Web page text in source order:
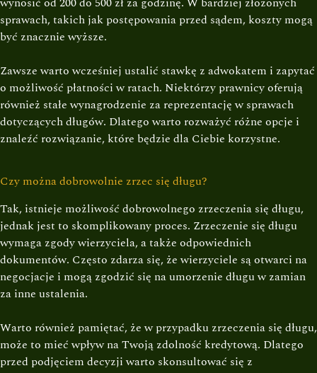
sprawach, takich jak postępowania przed sądem, koszty mogą
być znacznie wyższe.
Zawsze warto wcześniej ustalić stawkę z adwokatem i zapytać
o możliwość płatności w ratach. Niektórzy prawnicy oferują
również stałe wynagrodzenie za reprezentację w sprawach
dotyczących długów. Dlatego warto rozważyć różne opcje i
znaleźć rozwiązanie, które będzie dla Ciebie korzystne.
Czy można dobrowolnie zrzec się długu?
Tak, istnieje możliwość dobrowolnego zrzeczenia się długu,
jednak jest to skomplikowany proces. Zrzeczenie się długu
wymaga zgody wierzyciela, a także odpowiednich
dokumentów. Często zdarza się, że wierzyciele są otwarci na
negocjacje i mogą zgodzić się na umorzenie długu w zamian
za inne ustalenia.
Warto również pamiętać, że w przypadku zrzeczenia się długu,
może to mieć wpływ na Twoją zdolność kredytową. Dlatego
przed podjęciem decyzji warto skonsultować się z